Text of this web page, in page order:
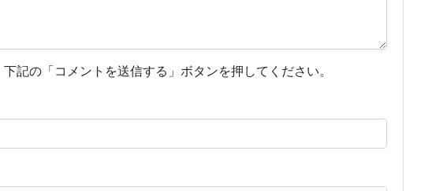
記の「コメントを送信する」ボタンを押してください。